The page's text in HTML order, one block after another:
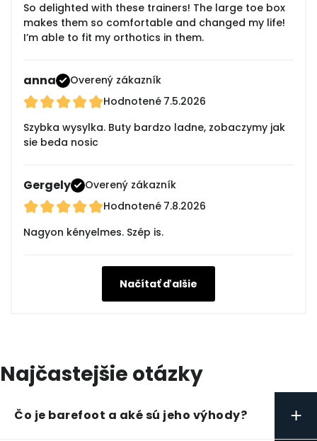
So delighted with these trainers! The large toe box
makes them so comfortable and changed my life!
I’m able to fit my orthotics in them.
anna
Overený zákazník
Hodnotené 7.5.2026
Szybka wysylka. Buty bardzo ladne, zobaczymy jak
sie beda nosic
Gergely
Overený zákazník
Hodnotené 7.8.2026
Nagyon kényelmes. Szép is.
Načítať ďalšie
Najčastejšie otázky
Čo je barefoot a aké sú jeho výhody? +